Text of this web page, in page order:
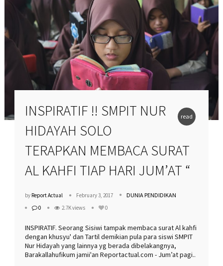
read
INSPIRATIF !! SMPIT NUR
HIDAYAH SOLO
TERAPKAN MEMBACA SURAT
AL KAHFI TIAP HARI JUM’AT “
by Report Actual February 3, 2017 DUNIA PENDIDIKAN
0 2.7K views 0
INSPIRATIF. Seorang Sisiwi tampak membaca surat Al kahfi
dengan khusyu' dan Tartil demikian pula para siswi SMPIT
Nur Hidayah yang lainnya yg berada dibelakangnya,
Barakallahufikum jamii'an Reportactual.com - Jum’at pagi..